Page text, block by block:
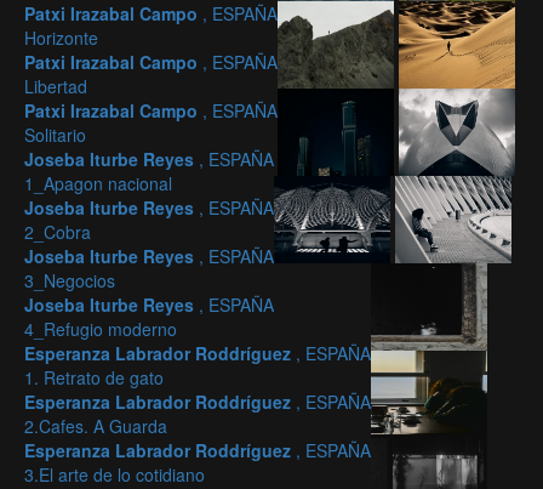
Patxi Irazabal Campo , ESPAÑA
Horizonte
Patxi Irazabal Campo , ESPAÑA
Libertad
Patxi Irazabal Campo , ESPAÑA
Solitario
Joseba Iturbe Reyes , ESPAÑA
1_Apagon nacional
Joseba Iturbe Reyes , ESPAÑA
2_Cobra
Joseba Iturbe Reyes , ESPAÑA
3_Negocios
Joseba Iturbe Reyes , ESPAÑA
4_Refugio moderno
Esperanza Labrador Roddríguez , ESPAÑA
1. Retrato de gato
Esperanza Labrador Roddríguez , ESPAÑA
2.Cafes. A Guarda
Esperanza Labrador Roddríguez , ESPAÑA
3.El arte de lo cotidiano